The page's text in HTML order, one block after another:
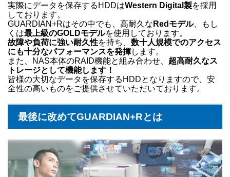
実際にデータを保存するHDDはWestern Digital製を採用
しております。
GUARDIAN+Rはその中でも、高耐久な Redモデル、もし
くは最上級のGOLDモデルを使用しております。
故障や負荷に強い耐久性を持ち、 数十人規模でのアクセス
にも十分なパフォーマンスを発揮します。
また、NAS本体のRAID機能と組み合わせ、 超高耐久なス
トレージとして機能します！
皆様の大切なデータを保存するHDDとなりますので、安
全性の高いものをご提供させていただいております。
最後に改めてGUARDIAN+Rとは